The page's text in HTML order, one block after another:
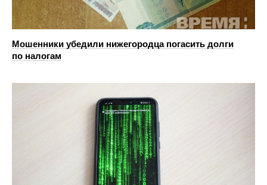
Мошенники убедили нижегородца погасить долги
по налогам